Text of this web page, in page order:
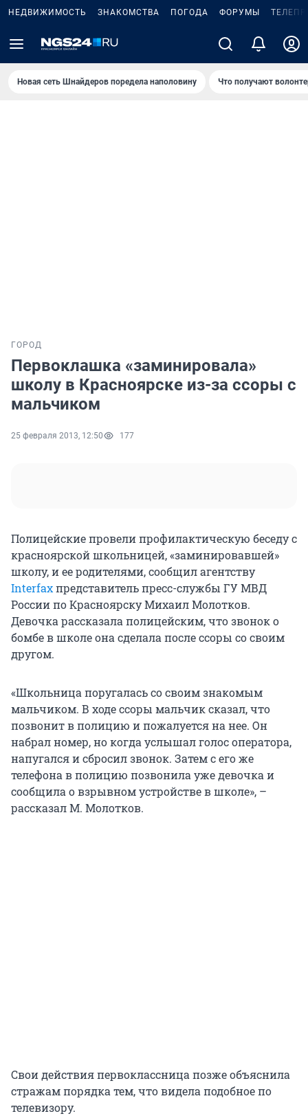
НЕДВИЖИМОСТЬ ЗНАКОМСТВА ПОГОДА ФОРУМЫ
Новая сеть Шнайдеров поредела наполовину Что получают
ГОРОД
Первоклашка «заминировала»
школу в Красноярске из-за ссоры с
мальчиком
25 февраля 2013, 12:50 177
Полицейские провели профилактическую беседу с
красноярской школьницей, «заминировавшей»
школу, и ее родителями, сообщил агентству
Interfaxпредставитель пресс-службы ГУ МВД
России по Красноярску Михаил Молотков.
Девочка рассказала полицейским, что звонок о
бомбе в школе она сделала после ссоры со своим
другом.
«Школьница поругалась со своим знакомым
мальчиком. В ходе ссоры мальчик сказал, что
позвонит в полицию и пожалуется на нее. Он
набрал номер, но когда услышал голос оператора,
напугался и сбросил звонок. Затем с его же
телефона в полицию позвонила уже девочка и
сообщила о взрывном устройстве в школе», –
рассказал М. Молотков.
Свои действия первоклассница позже объяснила
стражам порядка тем, что видела подобное по
телевизору.